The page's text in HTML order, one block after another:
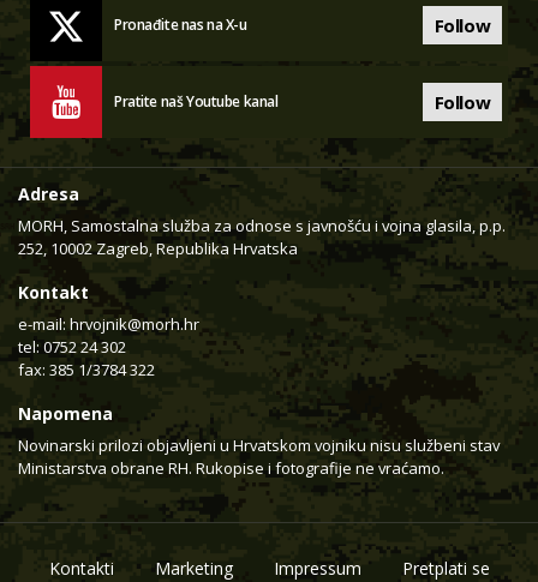
Pronađite nas na X-u Follow
Pratite naš Youtube kanal Follow
Adresa
MORH, Samostalna služba za odnose s javnošću i vojna glasila, p.p.
252, 10002 Zagreb, Republika Hrvatska
Kontakt
e-mail: hrvojnik@morh.hr
tel: 0752 24 302
fax: 385 1/3784 322
Napomena
Novinarski prilozi objavljeni u Hrvatskom vojniku nisu službeni stav
Ministarstva obrane RH. Rukopise i fotografije ne vraćamo.
Kontakti Marketing Impressum
Pretplati se